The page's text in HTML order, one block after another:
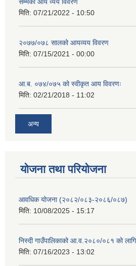
मिति: 07/21/2022 - 10:50
२०७७/०७८ सालको आयव्यय विवरण
मिति: 07/15/2021 - 00:00
आ.ब. ०७४/०७५ को स्वीकृत आय विवरणः
मिति: 02/21/2018 - 11:02
अन्य
योजना तथा परियोजना
आवधिक योजना (२०८२/०८३-२०८६/०८७)
मिति: 10/08/2025 - 15:17
निस्दी गाउँपालिकाको आ.व.२०८०/०८१ को
मिति: 07/16/2023 - 13:02